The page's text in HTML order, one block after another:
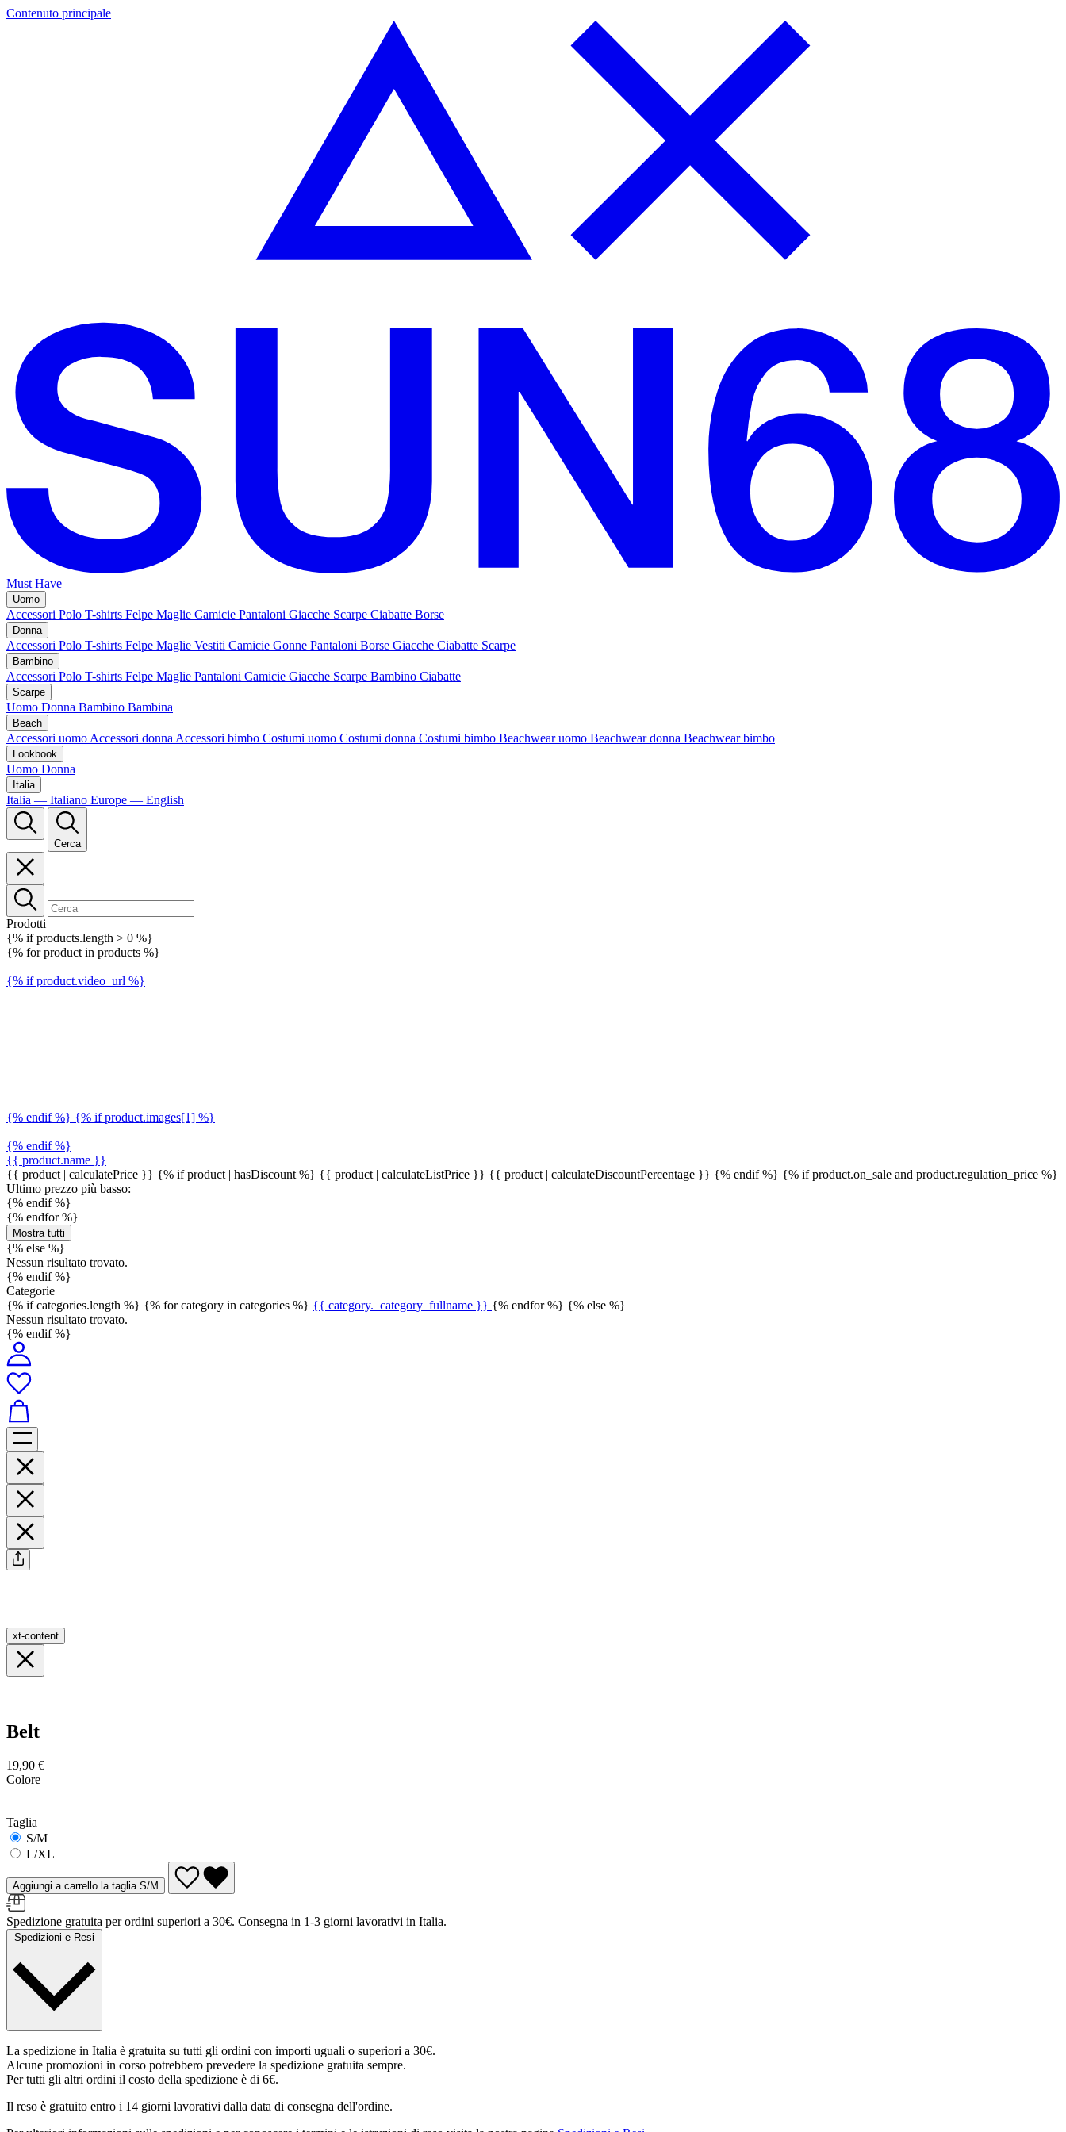
Contenuto principale
Must Have
Uomo
Accessori Polo T-shirts Felpe Maglie Camicie Pantaloni Giacche Scarpe Ciabatte Borse
Donna
Accessori Polo T-shirts Felpe Maglie Vestiti Camicie Gonne Pantaloni Borse Giacche Ciabatte Scarpe
Bambino
Accessori Polo T-shirts Felpe Maglie Pantaloni Camicie Giacche Scarpe Bambino Ciabatte
Scarpe
Uomo Donna Bambino Bambina
Beach
Accessori uomoAccessori donnaAccessori bimbo Costumi uomo Costumi donna Costumi bimbo Beachwear uomo Beachwear donna Beachwear bimbo
Lookbook
Uomo Donna
Italia
Italia — Italiano Europe — English
Cerca
Prodotti
{% if products.length > 0 %}
{% for product in products %}
{% if product.video_url %}
{% endif %} {% if product.images[1] %}
{% endif %}
{{ product.name }}
{{ product | calculatePrice }} {% if product | hasDiscount %} {{ product | calculateListPrice }} {{ product | calculateDiscountPercentage }} {% endif %} {% if product.on_sale and product.regulation_price %}
Ultimo prezzo più basso:
{% endif %}
{% endfor %}
Mostra tutti
{% else %}
Nessun risultato trovato.
{% endif %}
Categorie
{% if categories.length %} {% for category in categories %} {{ category._category_fullname }} {% endfor %} {% else %}
Nessun risultato trovato.
{% endif %}
xt-content
Belt
19,90 €
Colore
Taglia
S/M
L/XL
Aggiungi a carrello la taglia S/M
Spedizione gratuita per ordini superiori a 30€. Consegna in 1-3 giorni lavorativi in Italia.
Spedizioni e Resi
La spedizione in Italia è gratuita su tutti gli ordini con importi uguali o superiori a 30€.
Alcune promozioni in corso potrebbero prevedere la spedizione gratuita sempre.
Per tutti gli altri ordini il costo della spedizione è di 6€.
Il reso è gratuito entro i 14 giorni lavorativi dalla data di consegna dell'ordine.